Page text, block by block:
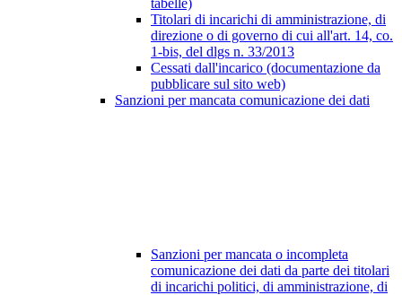
tabelle)
Titolari di incarichi di amministrazione, di
direzione o di governo di cui all'art. 14, co.
1-bis, del dlgs n. 33/2013
Cessati dall'incarico (documentazione da
pubblicare sul sito web)
Sanzioni per mancata comunicazione dei dati
Sanzioni per mancata o incompleta
comunicazione dei dati da parte dei titolari
di incarichi politici, di amministrazione, di